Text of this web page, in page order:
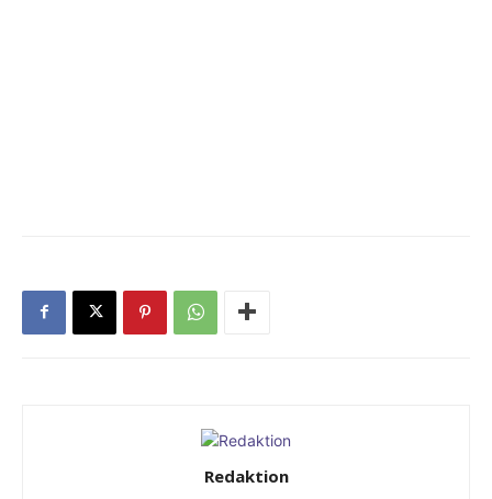
Redaktion